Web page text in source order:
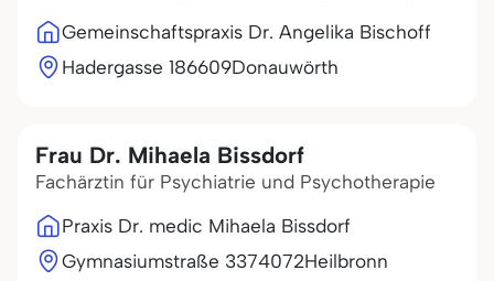
Gemeinschaftspraxis Dr. Angelika Bischoff
Hadergasse 186609Donauwörth
Frau Dr. Mihaela Bissdorf
Fachärztin für Psychiatrie und Psychotherapie
Praxis Dr. medic Mihaela Bissdorf
Gymnasiumstraße 3374072Heilbronn